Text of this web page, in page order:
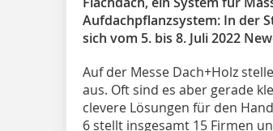
Aufdachpflanzsystem: In der
sich vom 5. bis 8. Juli 2022
Auf der Messe Dach+Holz
aus. Oft sind es aber gerade
clevere Lösungen für den
6 stellt insgesamt 15 Firmen